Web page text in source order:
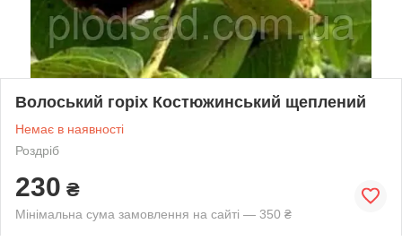
Волоський горіх Костюжинський щеплений
Немає в наявності
Роздріб
230 ₴
Мінімальна сума замовлення на сайті — 350 ₴